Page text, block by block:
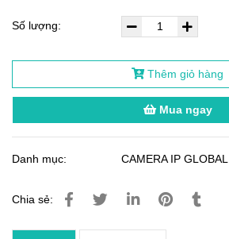
Số lượng:
Thêm giỏ hàng
Mua ngay
Danh mục: CAMERA IP GLOBAL
Chia sẻ: